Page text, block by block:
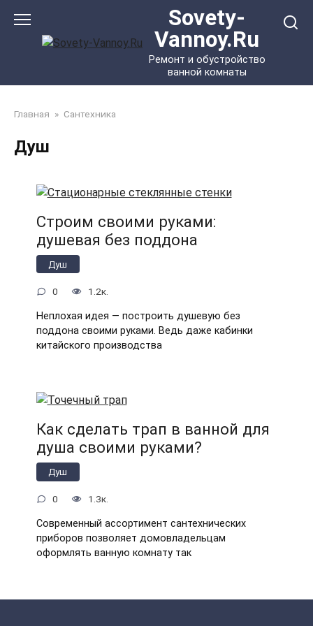
контенту
Sovety-
Vannoy.Ru
Ремонт и обустройство
ванной комнаты
Главная » Сантехника
Душ
Строим своими руками:
душевая без поддона
Душ
0 1.2к.
Неплохая идея — построить душевую без
поддона своими руками. Ведь даже кабинки
китайского производства
Как сделать трап в ванной для
душа своими руками?
Душ
0 1.3к.
Современный ассортимент сантехнических
приборов позволяет домовладельцам
оформлять ванную комнату так